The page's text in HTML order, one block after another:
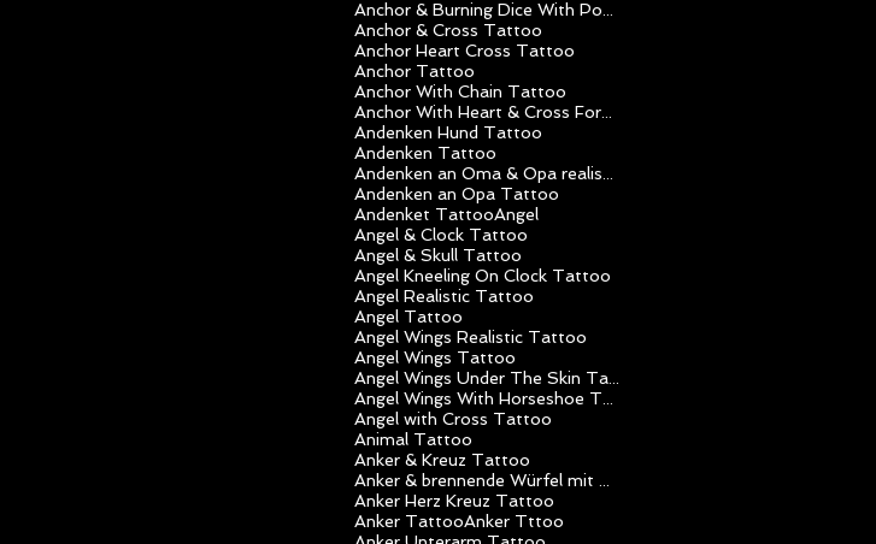
Anchor & Cross Tattoo
Anchor Heart Cross Tattoo
Anchor Tattoo
Anchor With Chain Tattoo
Andenken Hund Tattoo
Andenken Tattoo
Andenken an Opa Tattoo
Andenket TattooAngel
Angel & Clock Tattoo
Angel & Skull Tattoo
Angel Kneeling On Clock Tattoo
Angel Realistic Tattoo
Angel Tattoo
Angel Wings Realistic Tattoo
Angel Wings Tattoo
Angel with Cross Tattoo
Animal Tattoo
Anker & Kreuz Tattoo
Anker Herz Kreuz Tattoo
Anker TattooAnker Tttoo